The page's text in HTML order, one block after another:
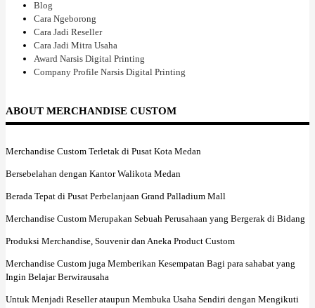
Blog
Cara Ngeborong
Cara Jadi Reseller
Cara Jadi Mitra Usaha
Award Narsis Digital Printing
Company Profile Narsis Digital Printing
ABOUT MERCHANDISE CUSTOM
Merchandise Custom Terletak di Pusat Kota Medan
Bersebelahan dengan Kantor Walikota Medan
Berada Tepat di Pusat Perbelanjaan Grand Palladium Mall
Merchandise Custom Merupakan Sebuah Perusahaan yang Bergerak di Bidang
Produksi Merchandise, Souvenir dan Aneka Product Custom
Merchandise Custom juga Memberikan Kesempatan Bagi para sahabat yang
Ingin Belajar Berwirausaha
Untuk Menjadi Reseller ataupun Membuka Usaha Sendiri dengan Mengikuti